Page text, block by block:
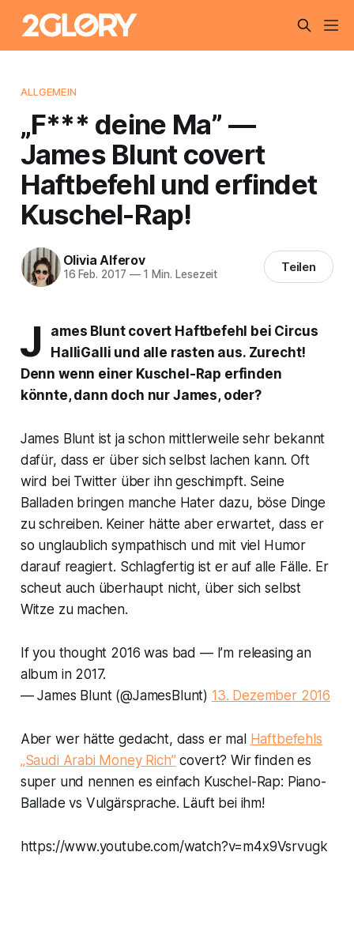
ALLGEMEIN
„F*** deine Ma” —
James Blunt covert
Haftbefehl und erfindet
Kuschel-Rap!
Olivia Alferov
16 Feb. 2017 —1 Min. Lesezeit Teilen
J
ames Blunt covert Haftbefehl bei Circus
HalliGalli und alle rasten aus. Zurecht!
Denn wenn einer Kuschel-Rap erfinden
könnte, dann doch nur James, oder?
James Blunt ist ja schon mittlerweile sehr bekannt
dafür, dass er über sich selbst lachen kann. Oft
wird bei Twitter über ihn geschimpft. Seine
Balladen bringen manche Hater dazu, böse Dinge
zu schreiben. Keiner hätte aber erwartet, dass er
so unglaublich sympathisch und mit viel Humor
darauf reagiert. Schlagfertig ist er auf alle Fälle. Er
scheut auch überhaupt nicht, über sich selbst
Witze zu machen.
If you thought 2016 was bad — I’m releasing an
album in 2017.
— James Blunt (@JamesBlunt) 13. Dezember 2016
Aber wer hätte gedacht, dass er mal Haftbefehls
„Saudi Arabi Money Rich” covert? Wir finden es
super und nennen es einfach Kuschel-Rap: Piano-
Ballade vs Vulgärsprache. Läuft bei ihm!
https://www.youtube.com/watch?v=m4x9Vsrvugk